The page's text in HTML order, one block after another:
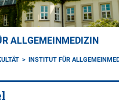
ALLGEMEINMEDIZIN
INSTITUT FÜR